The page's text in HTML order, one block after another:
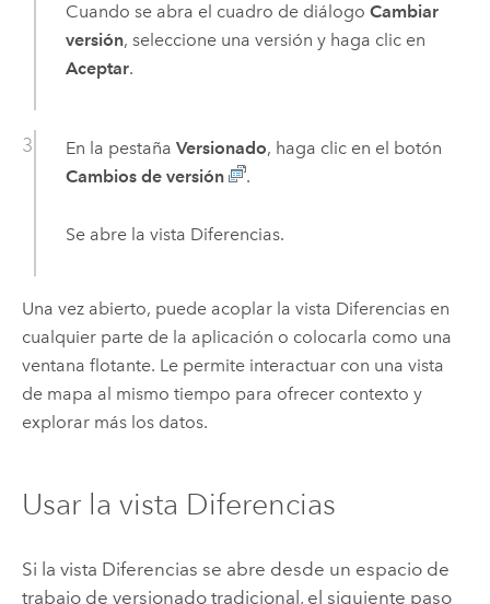
Cuando se abra el cuadro de diálogo Cambiar
versión, seleccione una versión y haga clic en
Aceptar.
En la pestaña Versionado, haga clic en el botón
Cambios de versión
.
Se abre la vista Diferencias.
Una vez abierto, puede acoplar la vista Diferencias en
cualquier parte de la aplicación o colocarla como una
ventana flotante. Le permite interactuar con una vista
de mapa al mismo tiempo para ofrecer contexto y
explorar más los datos.
Usar la vista Diferencias
Si la vista Diferencias se abre desde un espacio de
trabajo de versionado tradicional, el siguiente paso